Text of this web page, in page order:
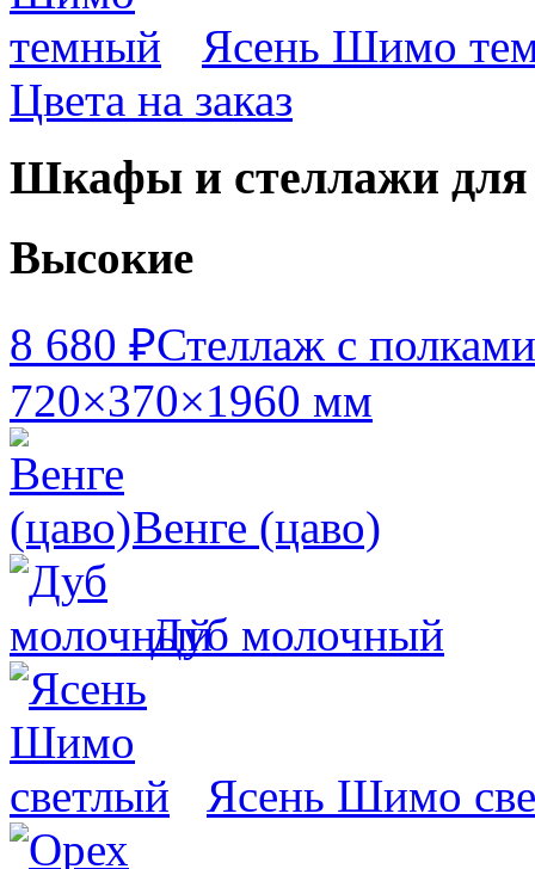
Ясень Шимо
Цвета на заказ
Шкафы и стеллажи для
Высокие
8 680 ₽Стеллаж с полками
720×370×1960 мм
Венге (цаво)
Дуб молочный
Ясень Шимо